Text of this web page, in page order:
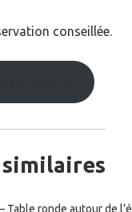
conseillée.
Table ronde autour de